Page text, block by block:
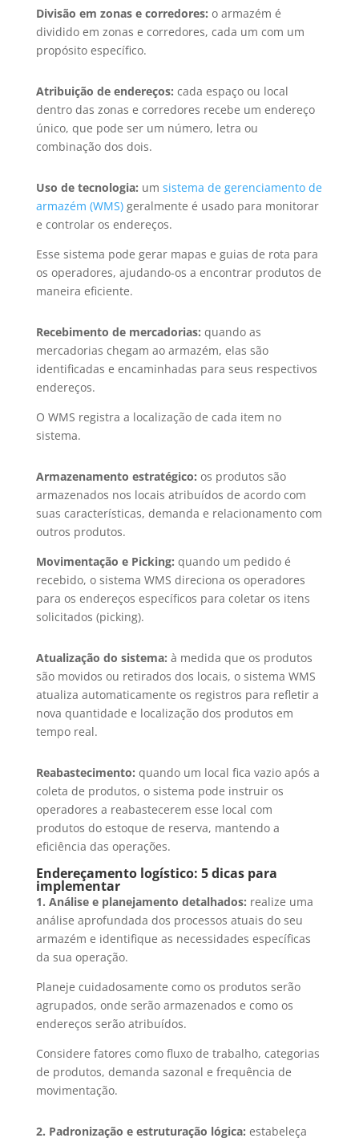
Divisão em zonas e corredores: o armazém é
dividido em zonas e corredores, cada um com um
propósito específico.
Atribuição de endereços: cada espaço ou local
dentro das zonas e corredores recebe um endereço
único, que pode ser um número, letra ou
combinação dos dois.
Uso de tecnologia: um sistema de gerenciamento de
armazém (WMS)geralmente é usado para monitorar
e controlar os endereços.
Esse sistema pode gerar mapas e guias de rota para
os operadores, ajudando-os a encontrar produtos de
maneira eficiente.
Recebimento de mercadorias: quando as
mercadorias chegam ao armazém, elas são
identificadas e encaminhadas para seus respectivos
endereços.
O WMS registra a localização de cada item no
sistema.
Armazenamento estratégico: os produtos são
armazenados nos locais atribuídos de acordo com
suas características, demanda e relacionamento com
outros produtos.
Movimentação e Picking: quando um pedido é
recebido, o sistema WMS direciona os operadores
para os endereços específicos para coletar os itens
solicitados (picking).
Atualização do sistema: à medida que os produtos
são movidos ou retirados dos locais, o sistema WMS
atualiza automaticamente os registros para refletir a
nova quantidade e localização dos produtos em
tempo real.
Reabastecimento: quando um local fica vazio após a
coleta de produtos, o sistema pode instruir os
operadores a reabastecerem esse local com
produtos do estoque de reserva, mantendo a
eficiência das operações.
Endereçamento logístico: 5 dicas para
implementar
1. Análise e planejamento detalhados: realize uma
análise aprofundada dos processos atuais do seu
armazém e identifique as necessidades específicas
da sua operação.
Planeje cuidadosamente como os produtos serão
agrupados, onde serão armazenados e como os
endereços serão atribuídos.
Considere fatores como fluxo de trabalho, categorias
de produtos, demanda sazonal e frequência de
movimentação.
2. Padronização e estruturação lógica: estabeleça